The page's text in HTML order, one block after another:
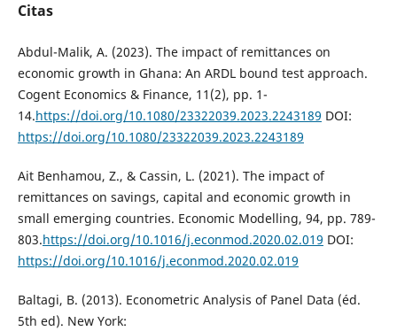
Citas
Abdul-Malik, A. (2023). The impact of remittances on
economic growth in Ghana: An ARDL bound test approach.
Cogent Economics & Finance, 11(2), pp. 1-
14.https://doi.org/10.1080/23322039.2023.2243189 DOI:
https://doi.org/10.1080/23322039.2023.2243189
Ait Benhamou, Z., & Cassin, L. (2021). The impact of
remittances on savings, capital and economic growth in
small emerging countries. Economic Modelling, 94, pp. 789-
803.https://doi.org/10.1016/j.econmod.2020.02.019 DOI:
https://doi.org/10.1016/j.econmod.2020.02.019
Baltagi, B. (2013). Econometric Analysis of Panel Data (éd.
5th ed). New York: